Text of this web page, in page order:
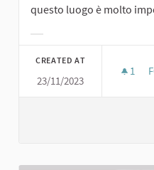
questo luogo è molto
CREATED AT
23/11/2023
1